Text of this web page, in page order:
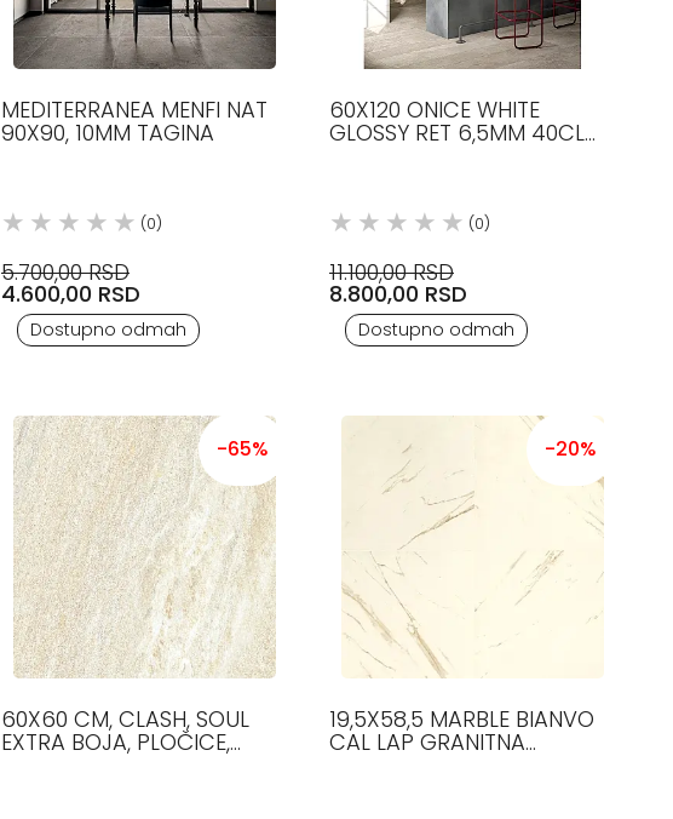
MEDITERRANEA MENFI NAT
90X90, 10MM TAGINA
(0)
5.700,00 RSD
4.600,00 RSD
Dostupno odmah
60X120 ONICE WHITE
GLOSSY RET 6,5MM 40CL
(0)
11.100,00 RSD
8.800,00 RSD
Dostupno odmah
-65%
60X60 CM, CLASH, SOUL
EXTRA BOJA, PLOČICE,
-20%
19,5X58,5 MARBLE BIANVO
CAL LAP GRANITNA